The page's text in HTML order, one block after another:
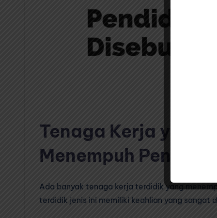
Tenaga Kerja yang
Menempuh
Ada banyak tenaga kerja terdidik yang
terdidik jenis ini memiliki keahlian yang sangat